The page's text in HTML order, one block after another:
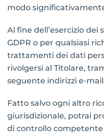
modo
Al fine dell’esercizio
GDPR o per qualsiasi
trattamenti dei dati
rivolgersi al Titolare,
seguente indirizzi e-
Fatto salvo ogni altro
giurisdizionale, potrai
di controllo competente